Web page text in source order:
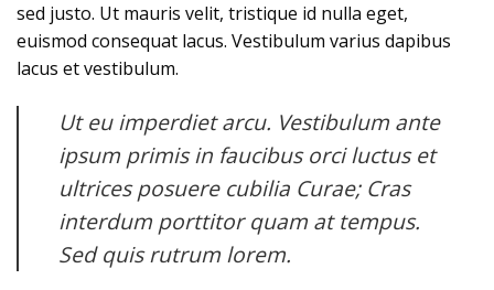
sed justo. Ut mauris velit, tristique id nulla eget,
euismod consequat lacus. Vestibulum varius dapibus
lacus et vestibulum.
Ut eu imperdiet arcu. Vestibulum ante
ipsum primis in faucibus orci luctus et
ultrices posuere cubilia Curae; Cras
interdum porttitor quam at tempus.
Sed quis rutrum lorem.